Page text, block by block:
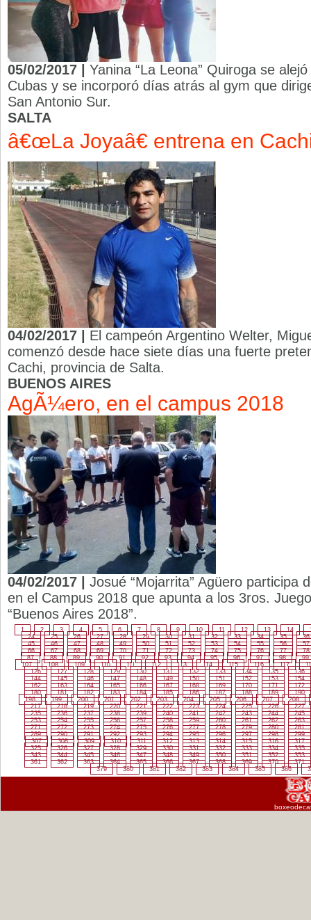
05/02/2017 | Yanina “La Leona” Quiroga se
Cubas y se incorporó días atrás al gym que
San Antonio Sur.
SALTA
â€œLa Joyaâ€ entrena en
04/02/2017 | El campeón Argentino Welter,
comenzó desde hace siete días una fuerte
Cachi, provincia de Salta.
BUENOS AIRES
AgÃ¼ero, en el campus 2018
04/02/2017 | Josué “Mojarrita” Agüero participa
en el Campus 2018 que apunta a los 3ros.
“Buenos Aires 2018”.
1 2 3 4 5 6 7 8 9 10 11 12 13 14
24
25 26 27 28 29 30 31 32 33 34 35
36
45
46 47 48 49 50 51 52 53 54 55 56
57
66
67 68 69 70 71 72 73 74 75 76 77
78
87
88 89 90 91 92 93 94 95 96 97 98
99
107
108 109 110 111 112 113 114 115 116 117
126
127 128 129 130 131 132 133 134 135
136
144
145 146 147 148 149 150 151 152 153
154
162
163 164 165 166 167 168 169 170 171
172
180
181 182 183 184 185 186 187 188 189
190
198
199 200 201 202 203 204 205 206 207
208
217
218 219 220 221 222 223 224 225 226
227
235
236 237 238 239 240 241 242 243 244
245
253
254 255 256 257 258 259 260 261 262
263
271
272 273 274 275 276 277 278 279 280
281
289
290 291 292 293 294 295 296 297 298
299
307
308 309 310 311 312 313 314 315 316
317
325
326 327 328 329 330 331 332 333 334
335
343
344 345 346 347 348 349 350 351 352
353
361
362 363 364 365 366 367 368 369 370
371
379
380 381 382 383 384 385 386